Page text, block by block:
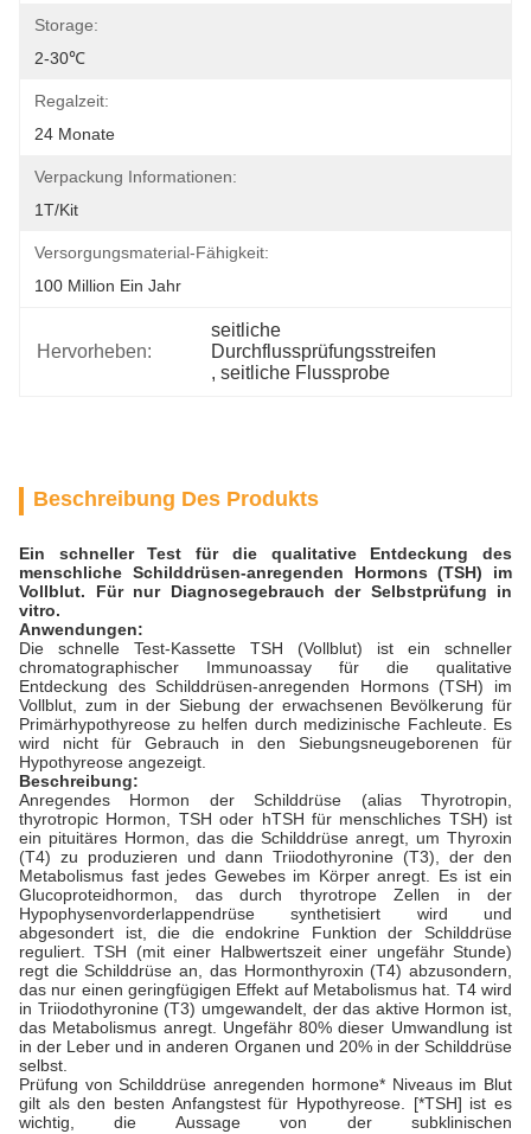
Storage:
2-30℃
Regalzeit:
24 Monate
Verpackung Informationen:
1T/Kit
Versorgungsmaterial-Fähigkeit:
100 Million Ein Jahr
Hervorheben:
seitliche
Durchflussprüfungsstreifen
, seitliche Flussprobe
Beschreibung Des Produkts
Ein schneller Test für die qualitative Entdeckung des
menschliche Schilddrüsen-anregenden Hormons (TSH) im
Vollblut. Für nur Diagnosegebrauch der Selbstprüfung in
vitro.
Anwendungen:
Die schnelle Test-Kassette TSH (Vollblut) ist ein schneller
chromatographischer Immunoassay für die qualitative
Entdeckung des Schilddrüsen-anregenden Hormons (TSH) im
Vollblut, zum in der Siebung der erwachsenen Bevölkerung für
Primärhypothyreose zu helfen durch medizinische Fachleute. Es
wird nicht für Gebrauch in den Siebungsneugeborenen für
Hypothyreose angezeigt.
Beschreibung:
Anregendes Hormon der Schilddrüse (alias Thyrotropin,
thyrotropic Hormon, TSH oder hTSH für menschliches TSH) ist
ein pituitäres Hormon, das die Schilddrüse anregt, um Thyroxin
(T4) zu produzieren und dann Triiodothyronine (T3), der den
Metabolismus fast jedes Gewebes im Körper anregt. Es ist ein
Glucoproteidhormon, das durch thyrotrope Zellen in der
Hypophysenvorderlappendrüse synthetisiert wird und
abgesondert ist, die die endokrine Funktion der Schilddrüse
reguliert. TSH (mit einer Halbwertszeit einer ungefähr Stunde)
regt die Schilddrüse an, das Hormonthyroxin (T4) abzusondern,
das nur einen geringfügigen Effekt auf Metabolismus hat. T4 wird
in Triiodothyronine (T3) umgewandelt, der das aktive Hormon ist,
das Metabolismus anregt. Ungefähr 80% dieser Umwandlung ist
in der Leber und in anderen Organen und 20% in der Schilddrüse
selbst.
Prüfung von Schilddrüse anregenden hormone* Niveaus im Blut
gilt als den besten Anfangstest für Hypothyreose. [*TSH] ist es
wichtig, die Aussage von der subklinischen